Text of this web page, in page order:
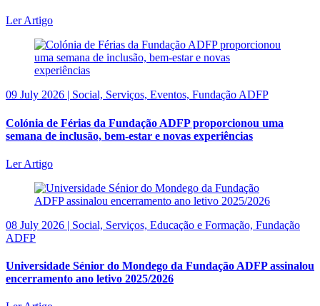
Ler Artigo
09 July 2026 | Social, Serviços, Eventos, Fundação ADFP
Colónia de Férias da Fundação ADFP proporcionou uma
semana de inclusão, bem-estar e novas experiências
Ler Artigo
08 July 2026 | Social, Serviços, Educação e Formação, Fundação
ADFP
Universidade Sénior do Mondego da Fundação ADFP assinalou
encerramento ano letivo 2025/2026